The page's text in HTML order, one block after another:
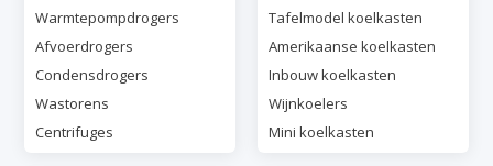
Warmtepompdrogers
Afvoerdrogers
Condensdrogers
Wastorens
Centrifuges
Tafelmodel koelkasten
Amerikaanse koelkasten
Inbouw koelkasten
Wijnkoelers
Mini koelkasten